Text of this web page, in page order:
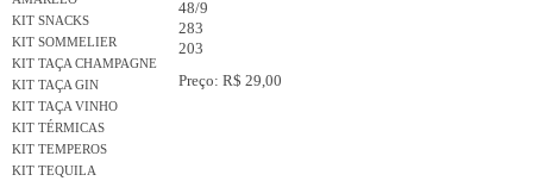
KIT SNACKS
KIT SOMMELIER
KIT TAÇA CHAMPAGNE
KIT TAÇA GIN
KIT TAÇA VINHO
KIT TÉRMICAS
KIT TEMPEROS
KIT TEQUILA
48/9
283
203
Preço: R$ 29,00